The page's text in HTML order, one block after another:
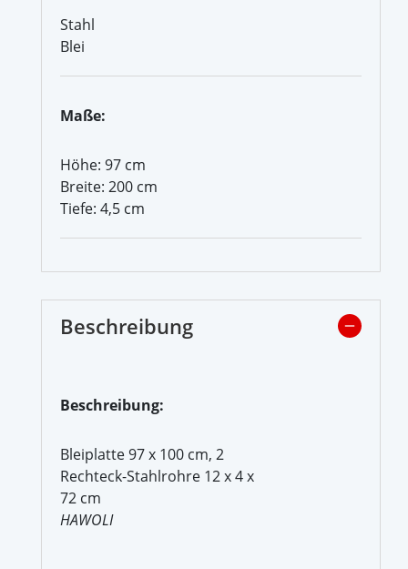
Stahl
Blei
Maße:
Höhe: 97 cm
Breite: 200 cm
Tiefe: 4,5 cm
Beschreibung
Beschreibung:
Bleiplatte 97 x 100 cm, 2
Rechteck-Stahlrohre 12 x 4 x
72 cm
HAWOLI